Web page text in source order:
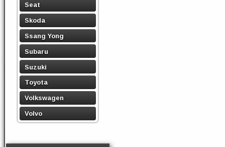
Seat
Skoda
Ssang Yong
Subaru
Suzuki
Toyota
Volkswagen
Volvo